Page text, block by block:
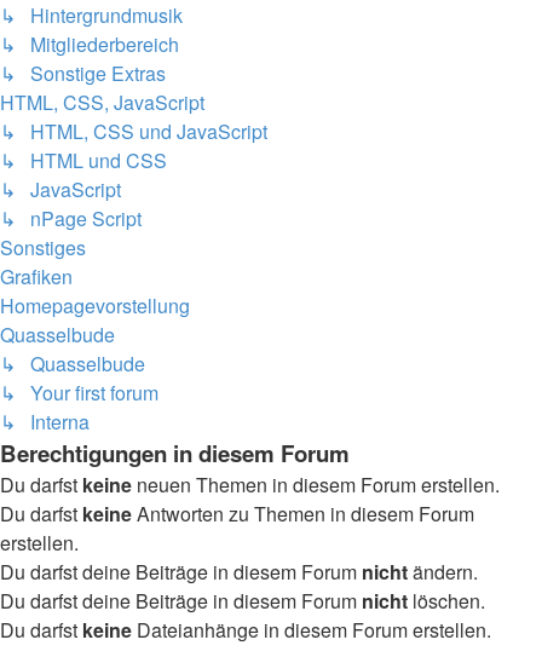
↳ Hintergrundmusik
↳ Mitgliederbereich
↳ Sonstige Extras
HTML, CSS, JavaScript
↳ HTML, CSS und JavaScript
↳ HTML und CSS
↳ JavaScript
↳ nPage Script
Sonstiges
Grafiken
Homepagevorstellung
Quasselbude
↳ Quasselbude
↳ Your first forum
↳ Interna
Berechtigungen in diesem Forum
Du darfst keine neuen Themen in diesem Forum erstellen.
Du darfst keineAntworten zu Themen in diesem Forum
erstellen.
Du darfst deine Beiträge in diesem Forum nichtändern.
Du darfst deine Beiträge in diesem Forum nicht löschen.
Du darfst keine Dateianhänge in diesem Forum erstellen.